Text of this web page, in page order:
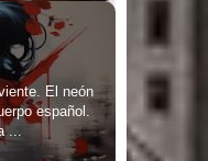
El neón
español.
...